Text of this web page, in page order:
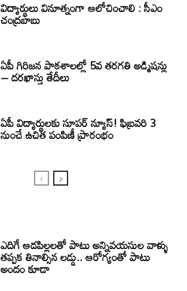
విద్యార్థులు వినూత్నంగా ఆలోచించాలి : సీఎం
చంద్రబాబు
ఏపీ గిరిజన పాఠశాలల్లో 5వ తరగతి అడ్మిషన్లు
– దరఖాస్తు తేదీలు
ఏపీ విద్యార్థులకు సూపర్ న్యూస్! ఫిబ్రవరి 3
నుంచే ఉచిత పంపిణీ ప్రారంభం
ఎదిగే ఆడపిల్లలతో పాటు అన్నివయసుల వాళ్ళు
తప్పక తినాల్సిన లడ్డు.. ఆరోగ్యంతో పాటు
అందం కూడా